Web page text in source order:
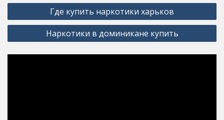
Post
navigation
Где купить наркотики харьков
Наркотики в доминикане купить